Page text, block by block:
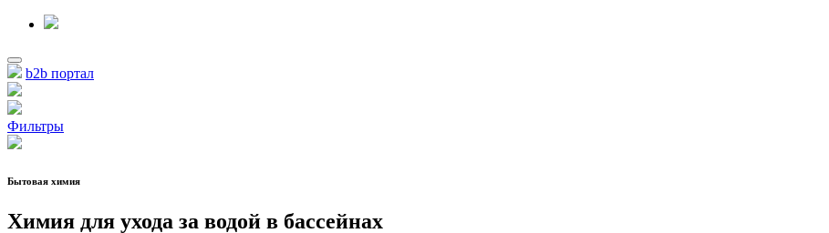
b2b портал
Фильтры
Бытовая химия
Химия для ухода за водой в бассейнах